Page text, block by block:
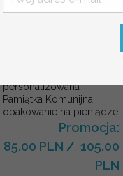
personalizowana
Pamiątka Komunijna
opakowanie na pieniądze
Promocja:
85.00 PLN / 105.00
PLN